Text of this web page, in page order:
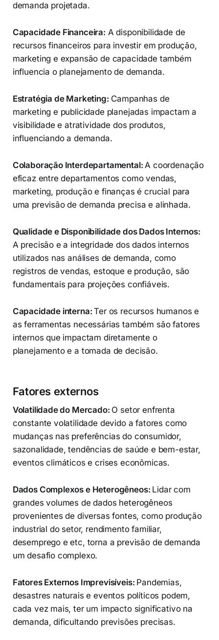
demanda projetada.
Capacidade Financeira: A disponibilidade de
recursos financeiros para investir em produção,
marketing e expansão de capacidade também
influencia o planejamento de demanda.
Estratégia de Marketing: Campanhas de
marketing e publicidade planejadas impactam a
visibilidade e atratividade dos produtos,
influenciando a demanda.
Colaboração Interdepartamental:A coordenação
eficaz entre departamentos como vendas,
marketing, produção e finanças é crucial para
uma previsão de demanda precisa e alinhada.
Qualidade e Disponibilidade dos Dados Internos:
A precisão e a integridade dos dados internos
utilizados nas análises de demanda, como
registros de vendas, estoque e produção, são
fundamentais para projeções confiáveis.
Capacidade interna:Ter os recursos humanos e
as ferramentas necessárias também são fatores
internos que impactam diretamente o
planejamento e a tomada de decisão.
Fatores externos
Volatilidade do Mercado: O setor enfrenta
constante volatilidade devido a fatores como
mudanças nas preferências do consumidor,
sazonalidade, tendências de saúde e bem-estar,
eventos climáticos e crises econômicas.
Dados Complexos e Heterogêneos: Lidar com
grandes volumes de dados heterogêneos
provenientes de diversas fontes, como produção
industrial do setor, rendimento familiar,
desemprego e etc, torna a previsão de demanda
um desafio complexo.
Fatores Externos Imprevisíveis: Pandemias,
desastres naturais e eventos políticos podem,
cada vez mais, ter um impacto significativo na
demanda, dificultando previsões precisas.